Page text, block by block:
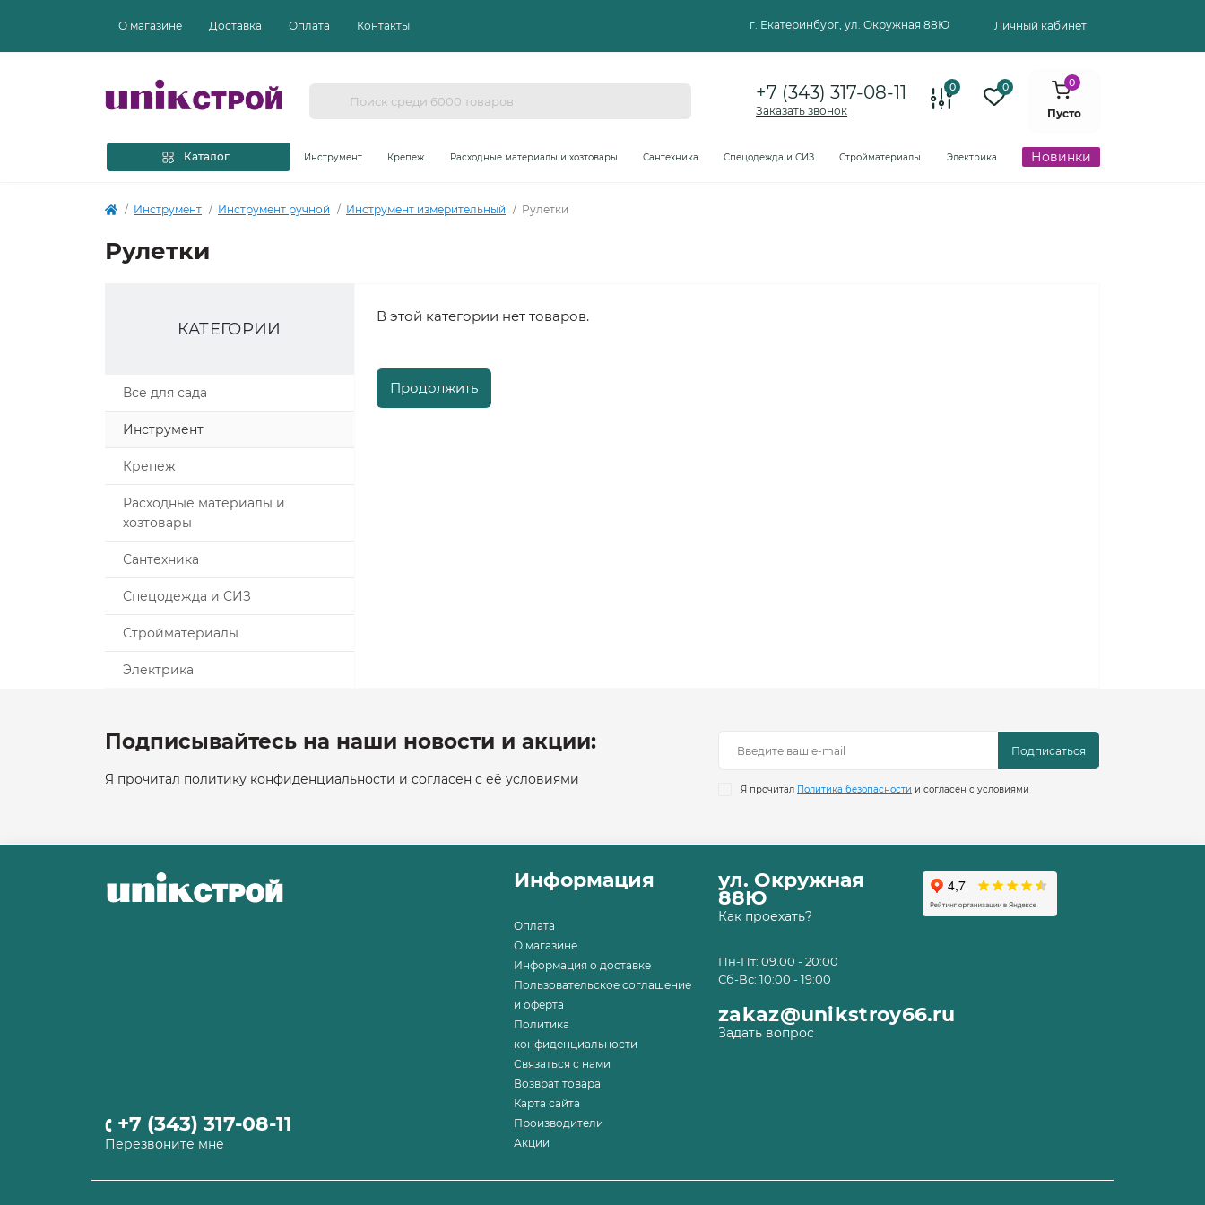
О магазине Доставка Оплата Контакты г. Екатеринбург, ул. Окружная 88Ю Личный кабинет
+7 (343) 317-08-11
Заказать звонок
0 0 0
Пусто
Каталог Инструмент Крепеж Расходные материалы и хозтовары Сантехника Спецодежда и СИЗ Стройматериалы Электрика Новинки
Инструмент Инструмент ручной Инструмент измерительный Рулетки
Рулетки
КАТЕГОРИИ
Все для сада
Инструмент
Крепеж
Расходные материалы и
хозтовары
Сантехника
Спецодежда и СИЗ
Стройматериалы
Электрика
В этой категории нет товаров.
Продолжить
Подписывайтесь на наши новости и акции:
Я прочитал политику конфиденциальности и согласен с её условиями
Подписаться
Я прочитал Политика безопасности и согласен с условиями
+7 (343) 317-08-11
Перезвоните мне
Информация
Оплата
О магазине
Информация о доставке
Пользовательское соглашение
и оферта
Политика
конфиденциальности
Связаться с нами
Возврат товара
Карта сайта
Производители
Акции
ул. Окружная
88Ю
Как проехать?
Пн-Пт: 09.00 - 20:00
Сб-Вс: 10:00 - 19:00
zakaz@unikstroy66.ru
Задать вопрос